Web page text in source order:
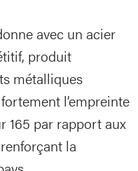
avec un acier
produit
métalliques
l’empreinte
165 par rapport aux
la